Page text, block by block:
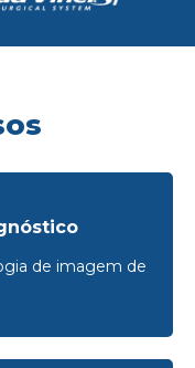
de imagem de